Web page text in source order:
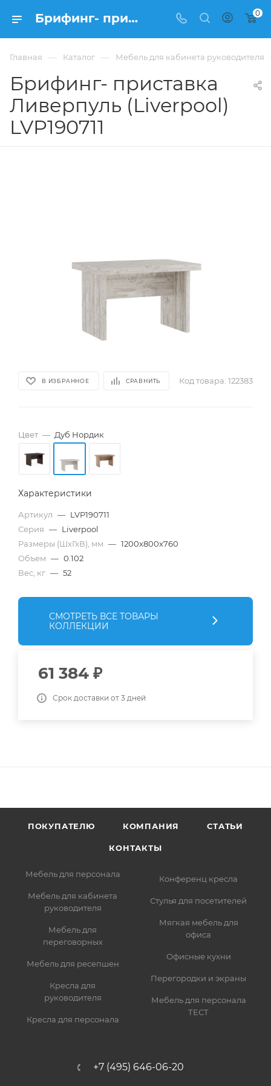
Брифинг- приставка Ливерпуль (Liverpool) LVP190711 купить в Москве, цена 61 384 ₽. - интернет-магазин ФРАНКОМ 0
Главная — Каталог — Мебель для кабинета руководителя
Брифинг- приставка
Ливерпуль (Liverpool)
LVP190711
В ИЗБРАННОЕ СРАВНИТЬ Код товара: 122383
Цвет — Дуб Нордик
Характеристики
Артикул — LVP190711
Серия — Liverpool
Размеры (ШхГхВ), мм — 1200x800x760
Объем — 0.102
Вес, кг — 52
СМОТРЕТЬ ВСЕ ТОВАРЫ
КОЛЛЕКЦИИ
61 384 ₽
Срок доставки от 3 дней
ПОКУПАТЕЛЮ КОМПАНИЯ СТАТЬИ
КОНТАКТЫ
Мебель для персонала
Мебель для кабинета
руководителя
Мебель для
переговорных
Мебель для ресепшен
Кресла для
руководителя
Кресла для персонала
Конференц кресла
Стулья для посетителей
Мягкая мебель для
офиса
Офисные кухни
Перегородки и экраны
Мебель для персонала
ТЕСТ
+7 (495) 646-06-20